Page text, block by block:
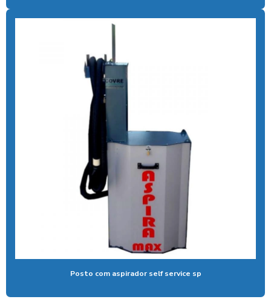
Ducha azul lava rápido
Ducha rapida para carros
Economizador de banho para postos
Economizador de banho para quiosques de praia
Equipamento para higienização de carros
Equipamento de lavagem automotiva
Equipamento para lavagem de onibus
Equipamento de limpeza de colheitadeiras
Posto com aspirador self service sp